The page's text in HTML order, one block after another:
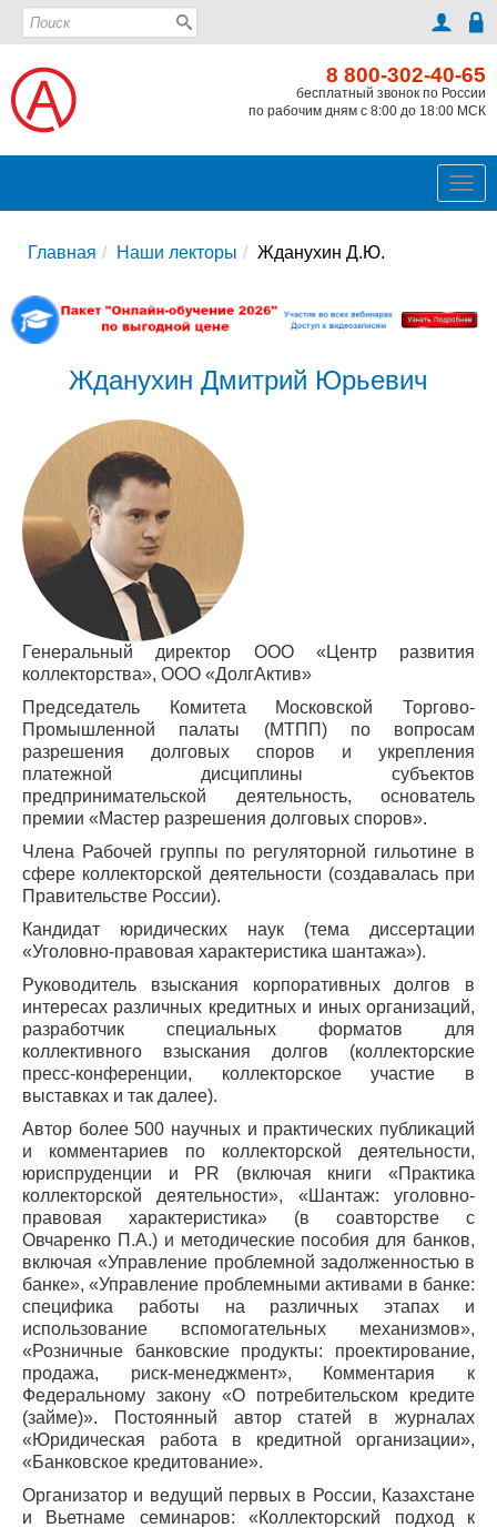
8 800-302-40-65
бесплатный звонок по России
по рабочим дням с 8:00 до 18:00 МСК
Главная Наши лекторы Жданухин Д.Ю.
Жданухин Дмитрий Юрьевич
Генеральный директор ООО «Центр развития
коллекторства», ООО «ДолгАктив»
Председатель Комитета Московской Торгово-
Промышленной палаты (МТПП) по вопросам
разрешения долговых споров и укрепления
платежной дисциплины субъектов
предпринимательской деятельность, основатель
премии «Мастер разрешения долговых споров».
Члена Рабочей группы по регуляторной гильотине в
сфере коллекторской деятельности (создавалась при
Правительстве России).
Кандидат юридических наук (тема диссертации
«Уголовно-правовая характеристика шантажа»).
Руководитель взыскания корпоративных долгов в
интересах различных кредитных и иных организаций,
разработчик специальных форматов для
коллективного взыскания долгов (коллекторские
пресс-конференции, коллекторское участие в
выставках и так далее).
Автор более 500 научных и практических публикаций
и комментариев по коллекторской деятельности,
юриспруденции и PR (включая книги «Практика
коллекторской деятельности», «Шантаж: уголовно-
правовая характеристика» (в соавторстве с
Овчаренко П.А.) и методические пособия для банков,
включая «Управление проблемной задолженностью в
банке», «Управление проблемными активами в банке:
специфика работы на различных этапах и
использование вспомогательных механизмов»,
«Розничные банковские продукты: проектирование,
продажа, риск-менеджмент», Комментария к
Федеральному закону «О потребительском кредите
(займе)». Постоянный автор статей в журналах
«Юридическая работа в кредитной организации»,
«Банковское кредитование».
Организатор и ведущий первых в России, Казахстане
и Вьетнаме семинаров: «Коллекторский подход к